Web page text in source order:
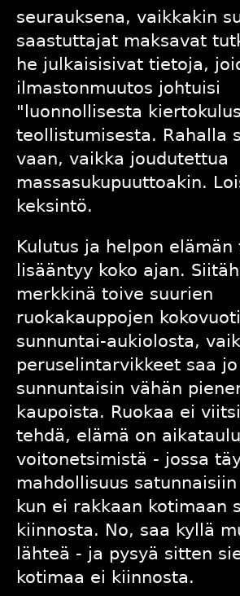
seurauksena, vaikkakin
saastuttajat maksavat
he julkaisisivat tietoja,
ilmastonmuutos johtuisi
"luonnollisesta
teollistumisesta. Rahalla
vaan, vaikka joudutettua
massasukupuuttoakin.
keksintö.
Kulutus ja helpon
lisääntyy koko ajan.
merkkinä toive suurien
ruokakauppojen
sunnuntai-aukiolosta,
peruselintarvikkeet saa
sunnuntaisin vähän
kaupoista. Ruokaa ei
tehdä, elämä on
voitonetsimistä - jossa
mahdollisuus
kun ei rakkaan kotimaan
kiinnosta. No, saa kyllä
lähteä - ja pysyä sitten
kotimaa ei kiinnosta.